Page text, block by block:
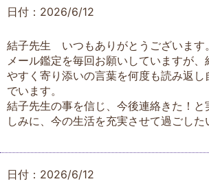
日付：2026/6/12
結子先生 いつもありがとうございます。
メール鑑定を毎回お願いしていますが、
やすく寄り添いの言葉を何度も読み返し
でいます。
結子先生の事を信じ、今後連絡きた！と
しみに、今の生活を充実させて過ごした
日付：2026/6/12